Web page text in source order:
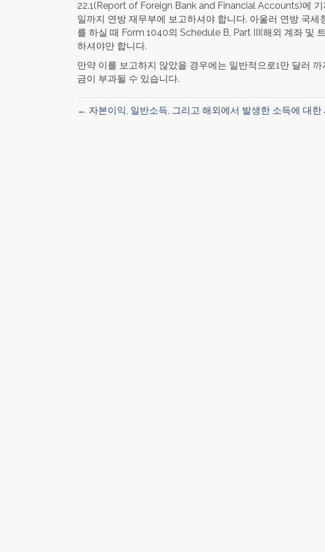
22.1(Report of Foreign Bank and Financial Accounts)에
일까지 연방 재무부에 보고하셔야 합니다. 아울러 연방 국
를 하실 때 Form 1040의 Schedule B, Part III(해외 계좌 및
하셔야만 합니다.
만약 이를 보고하지 않았을 경우에는 일반적으로1만 달러
금이 부과될 수 있습니다.
← 자본이익, 일반소득, 그리고 해외에서 발생한 소득에 대한